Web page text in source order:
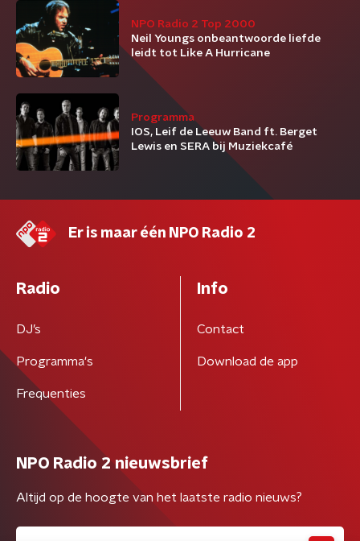
NPO Radio 2 Top 2000
Neil Youngs onbeantwoorde liefde
leidt tot Like A Hurricane
Programma
IOS, Leif de Leeuw Band ft. Berget
Lewis en SERA bij Muziekcafé
Er is maar één NPO Radio 2
Radio
DJ’s
Programma's
Frequenties
Info
Contact
Download de app
NPO Radio 2 nieuwsbrief
Altijd op de hoogte van het laatste radio nieuws?